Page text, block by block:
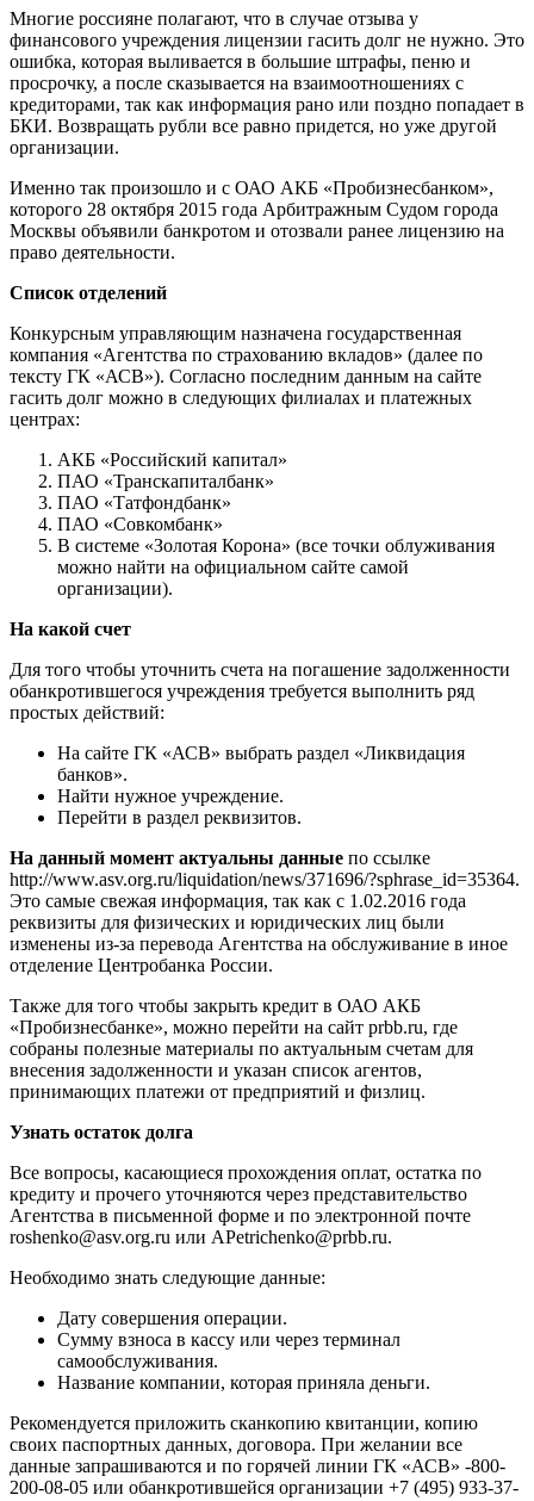
Многие россияне полагают, что в случае отзыва у
финансового учреждения лицензии гасить долг не нужно. Это
ошибка, которая выливается в большие штрафы, пеню и
просрочку, а после сказывается на взаимоотношениях с
кредиторами, так как информация рано или поздно попадает в
БКИ. Возвращать рубли все равно придется, но уже другой
организации.
Именно так произошло и с ОАО АКБ «Пробизнесбанком»,
которого 28 октября 2015 года Арбитражным Судом города
Москвы объявили банкротом и отозвали ранее лицензию на
право деятельности.
Список отделений
Конкурсным управляющим назначена государственная
компания «Агентства по страхованию вкладов» (далее по
тексту ГК «АСВ»). Согласно последним данным на сайте
гасить долг можно в следующих филиалах и платежных
центрах:
АКБ «Российский капитал»
ПАО «Транскапиталбанк»
ПАО «Татфондбанк»
ПАО «Совкомбанк»
В системе «Золотая Корона» (все точки облуживания
можно найти на официальном сайте самой
организации).
На какой счет
Для того чтобы уточнить счета на погашение задолженности
обанкротившегося учреждения требуется выполнить ряд
простых действий:
На сайте ГК «АСВ» выбрать раздел «Ликвидация
банков».
Найти нужное учреждение.
Перейти в раздел реквизитов.
На данный момент актуальны данные по ссылке
http://www.asv.org.ru/liquidation/news/371696/?sphrase_id=35364.
Это самые свежая информация, так как с 1.02.2016 года
реквизиты для физических и юридических лиц были
изменены из-за перевода Агентства на обслуживание в иное
отделение Центробанка России.
Также для того чтобы закрыть кредит в ОАО АКБ
«Пробизнесбанке», можно перейти на сайт prbb.ru, где
собраны полезные материалы по актуальным счетам для
внесения задолженности и указан список агентов,
принимающих платежи от предприятий и физлиц.
Узнать остаток долга
Все вопросы, касающиеся прохождения оплат, остатка по
кредиту и прочего уточняются через представительство
Агентства в письменной форме и по электронной почте
roshenko@asv.org.ru или APetrichenko@prbb.ru.
Необходимо знать следующие данные:
Дату совершения операции.
Сумму взноса в кассу или через терминал
самообслуживания.
Название компании, которая приняла деньги.
Рекомендуется приложить сканкопию квитанции, копию
своих паспортных данных, договора. При желании все
данные запрашиваются и по горячей линии ГК «АСВ» -800-
200-08-05 или обанкротившейся организации +7 (495) 933-37-